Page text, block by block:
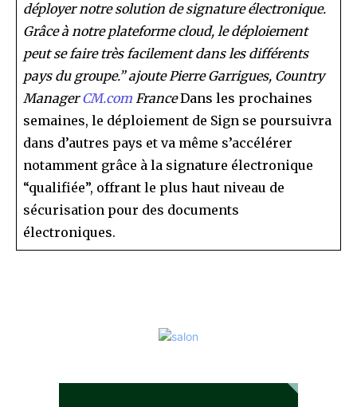
déployer notre solution de signature électronique.
Grâce à notre plateforme cloud, le déploiement
peut se faire très facilement dans les différents
pays du groupe.” ajoute Pierre Garrigues, Country
ManagerCM.com FranceDans les prochaines
semaines, le déploiement de Sign se poursuivra
dans d’autres pays et va même s’accélérer
notamment grâce à la signature électronique
“qualifiée”, offrant le plus haut niveau de
sécurisation pour des documents
électroniques.